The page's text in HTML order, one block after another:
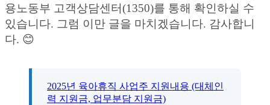
용노동부 고객상담센터(1350)를 통해 확인하실 수
있습니다. 그럼 이만 글을 마치겠습니다. 감사합니
다. 😊
2025년 육아휴직 사업주 지원내용 (대체인
력 지원금, 업무분담 지원금)